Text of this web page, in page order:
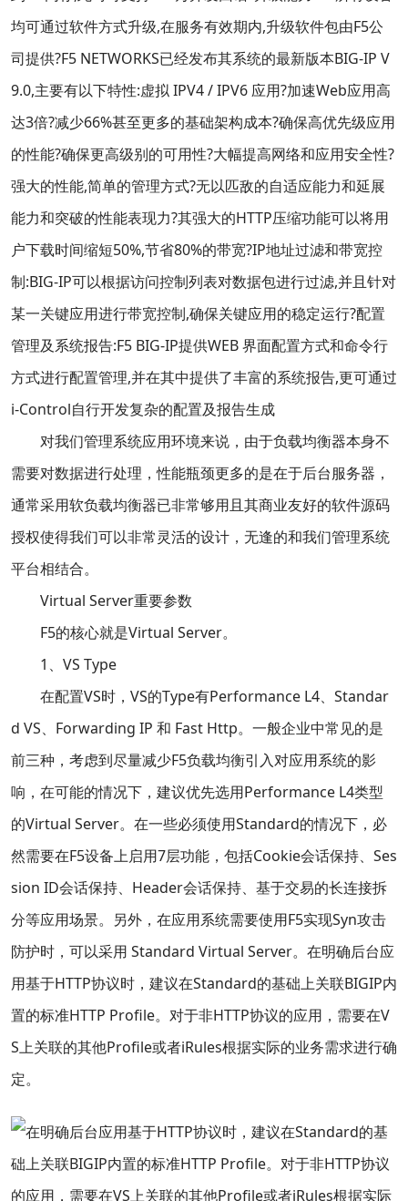
均可通过软件方式升级,在服务有效期内,升级软件包由F5公
司提供?F5 NETWORKS已经发布其系统的最新版本BIG-IP V
9.0,主要有以下特性:虚拟 IPV4 / IPV6 应用?加速Web应用高
达3倍?减少66%甚至更多的基础架构成本?确保高优先级应用
的性能?确保更高级别的可用性?大幅提高网络和应用安全性?
强大的性能,简单的管理方式?无以匹敌的自适应能力和延展
能力和突破的性能表现力?其强大的HTTP压缩功能可以将用
户下载时间缩短50%,节省80%的带宽?IP地址过滤和带宽控
制:BIG-IP可以根据访问控制列表对数据包进行过滤,并且针对
某一关键应用进行带宽控制,确保关键应用的稳定运行?配置
管理及系统报告:F5 BIG-IP提供WEB 界面配置方式和命令行
方式进行配置管理,并在其中提供了丰富的系统报告,更可通过
i-Control自行开发复杂的配置及报告生成
对我们管理系统应用环境来说，由于负载均衡器本身不
需要对数据进行处理，性能瓶颈更多的是在于后台服务器，
通常采用软负载均衡器已非常够用且其商业友好的软件源码
授权使得我们可以非常灵活的设计，无逢的和我们管理系统
平台相结合。
Virtual Server重要参数
F5的核心就是Virtual Server。
1、VS Type
在配置VS时，VS的Type有Performance L4、Standar
d VS、Forwarding IP 和 Fast Http。一般企业中常见的是
前三种，考虑到尽量减少F5负载均衡引入对应用系统的影
响，在可能的情况下，建议优先选用Performance L4类型
的Virtual Server。在一些必须使用Standard的情况下，必
然需要在F5设备上启用7层功能，包括Cookie会话保持、Ses
sion ID会话保持、Header会话保持、基于交易的长连接拆
分等应用场景。另外，在应用系统需要使用F5实现Syn攻击
防护时，可以采用 Standard Virtual Server。在明确后台应
用基于HTTP协议时，建议在Standard的基础上关联BIGIP内
置的标准HTTP Profile。对于非HTTP协议的应用，需要在V
S上关联的其他Profile或者iRules根据实际的业务需求进行确
定。